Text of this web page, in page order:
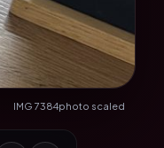
IMG 7384photo scaled